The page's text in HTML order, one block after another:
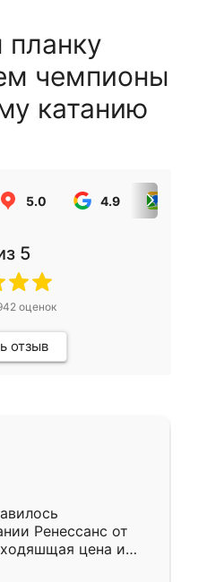
чемпионы
катанию
5.0 4.9
5
оценок
отзыв
Ренессанс от
цена и
Приехавший